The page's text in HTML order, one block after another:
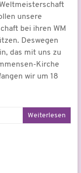
unsere
bei ihren WM
Deswegen
das mit uns zu
Kirche
wir um 18
Weiterlesen